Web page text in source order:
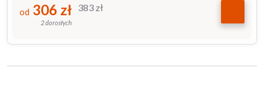
383 zł
od 306 zł
2 dorosłych